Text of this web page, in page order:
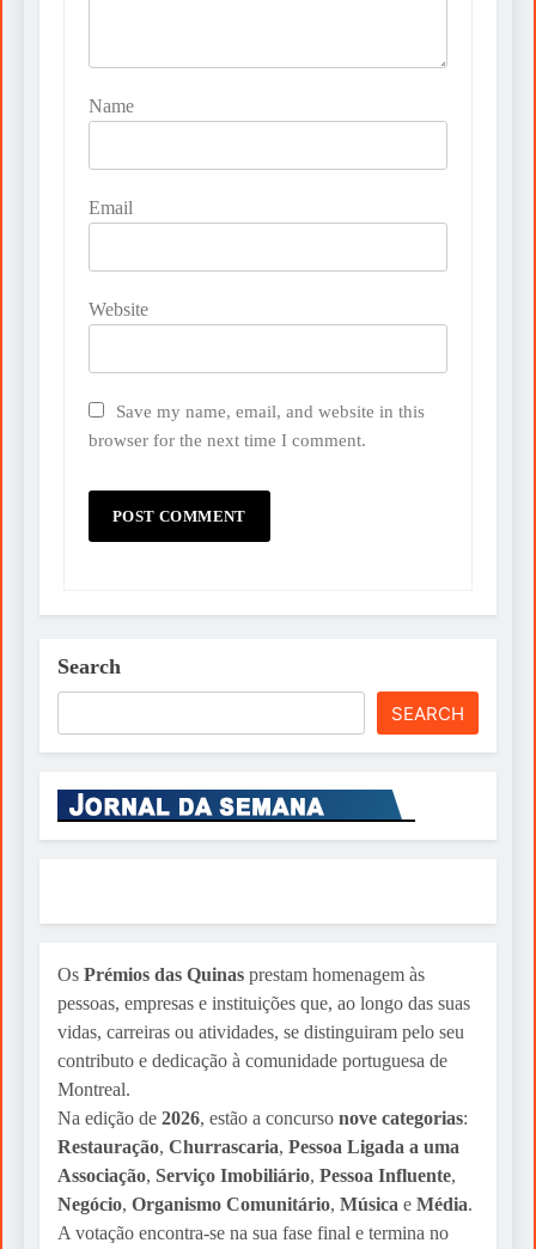
Name
Email
Website
Save my name, email, and website in this
browser for the next time I comment.
Search
SEARCH
Os Prémios das Quinas prestam homenagem às
pessoas, empresas e instituições que, ao longo das suas
vidas, carreiras ou atividades, se distinguiram pelo seu
contributo e dedicação à comunidade portuguesa de
Montreal.
Na edição de 2026, estão a concurso nove categorias:
Restauração, Churrascaria, Pessoa Ligada a uma
Associação, Serviço Imobiliário, Pessoa Influente,
Negócio, Organismo Comunitário, Música e Média.
A votação encontra-se na sua fase final e termina no